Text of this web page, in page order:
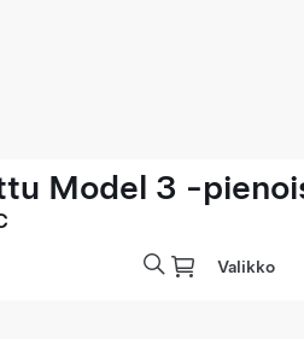
Model 3 -
Valikko